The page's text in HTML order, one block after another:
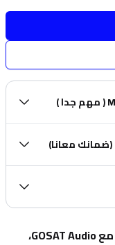
(ضمانك معانا)